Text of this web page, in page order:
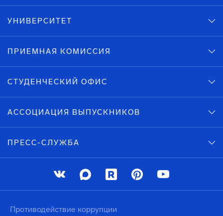
УНИВЕРСИТЕТ
ПРИЕМНАЯ КОМИССИЯ
СТУДЕНЧЕСКИЙ ОФИС
АССОЦИАЦИЯ ВЫПУСКНИКОВ
ПРЕСС-СЛУЖБА
Противодействие коррупции